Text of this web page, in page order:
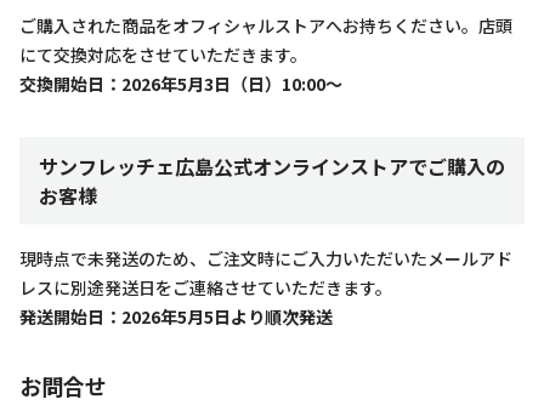
ご購入された商品をオフィシャルストアへお持ちください。店頭
にて交換対応をさせていただきます。
交換開始日：2026年5月3日（日）10:00～
サンフレッチェ広島公式オンラインストアでご購入の
お客様
現時点で未発送のため、ご注文時にご入力いただいたメールアド
レスに別途発送日をご連絡させていただきます。
発送開始日：2026年5月5日より順次発送
お問合せ